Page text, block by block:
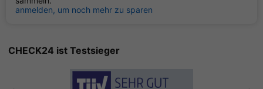
anmelden, um noch mehr zu sparen
CHECK24 ist Testsieger